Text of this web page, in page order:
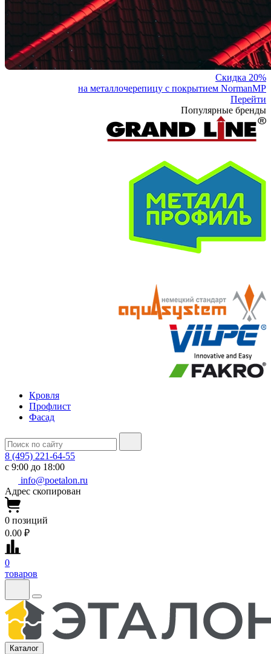
Скидка 20%
на металлочерепицу с покрытием NormanMP
Перейти
Популярные бренды
Кровля
Профлист
Фасад
8 (495) 221-64-55
с 9:00 до 18:00
info@poetalon.ru
Адрес скопирован
0 позиций
0.00 ₽
0
товаров
Каталог